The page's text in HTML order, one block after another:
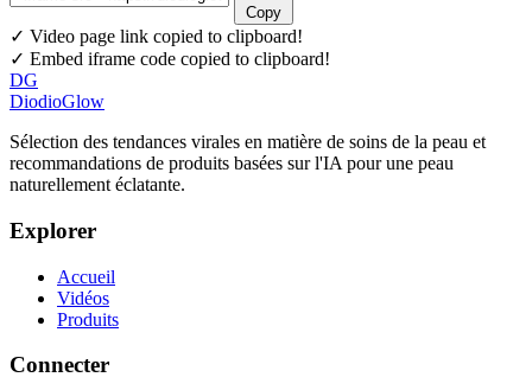
Copy
✓ Video page link copied to clipboard!
✓ Embed iframe code copied to clipboard!
DG
DiodioGlow
Sélection des tendances virales en matière de soins de la peau et
recommandations de produits basées sur l'IA pour une peau
naturellement éclatante.
Explorer
Accueil
Vidéos
Produits
Connecter